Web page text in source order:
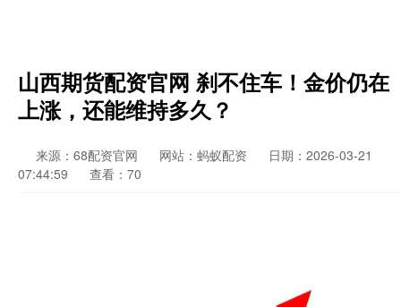
山西期货配资官网 刹不住车！金价仍在
上涨，还能维持多久？
来源：68配资官网 网站：蚂蚁配资
日期：2026-03-21
07:44:59
查看：70